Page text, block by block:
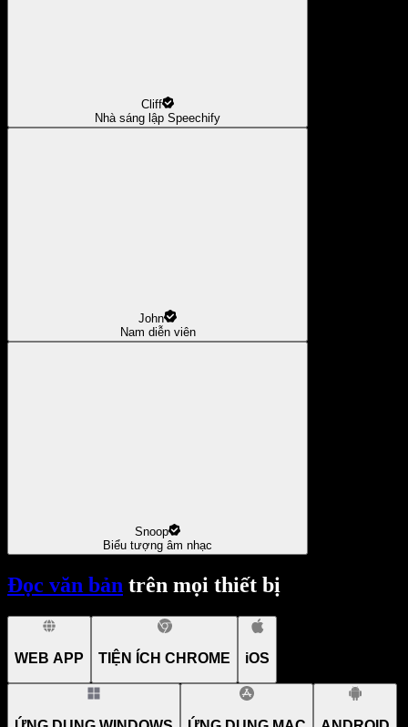
Cliff
Nhà sáng lập Speechify
John
Nam diễn viên
Snoop
Biểu tượng âm nhạc
Đọc văn bản trên mọi thiết bị
WEB APP TIỆN ÍCH CHROME iOS